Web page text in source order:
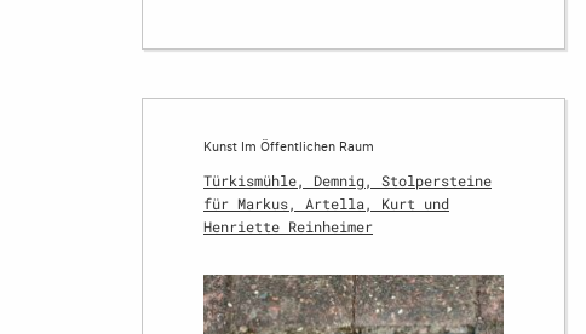
Kunst Im Öffentlichen Raum
Türkismühle, Demnig, Stolpersteine
für Markus, Artella, Kurt und
Henriette Reinheimer